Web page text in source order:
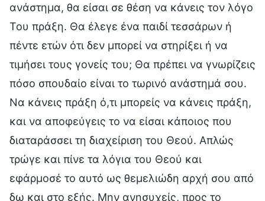
ανάστημα, θα είσαι σε θέση να κάνεις τον λόγο
Του πράξη. Θα έλεγε ένα παιδί τεσσάρων ή
πέντε ετών ότι δεν μπορεί να στηρίξει ή να
τιμήσει τους γονείς του; Θα πρέπει να γνωρίζεις
πόσο σπουδαίο είναι το τωρινό ανάστημά σου.
Να κάνεις πράξη ό,τι μπορείς να κάνεις πράξη,
και να αποφεύγεις το να είσαι κάποιος που
διαταράσσει τη διαχείριση του Θεού. Απλώς
τρώγε και πίνε τα λόγια του Θεού και
εφάρμοσέ το αυτό ως θεμελιώδη αρχή σου από
δω και στο εξής. Μην ανησυχείς, προς το